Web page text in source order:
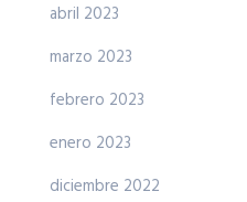
abril 2023
marzo 2023
febrero 2023
enero 2023
diciembre 2022